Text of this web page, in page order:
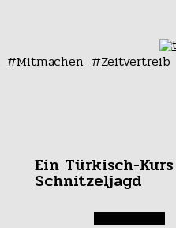
Mitmachen Zeitvertreib
Ein Türkisch-
Schnitzeljagd